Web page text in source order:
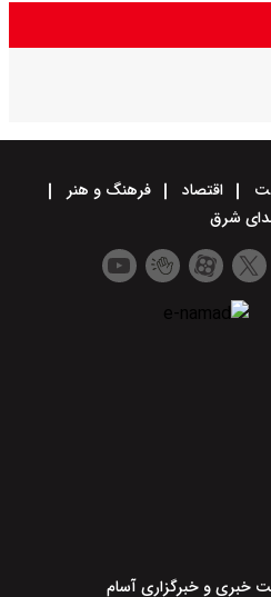
اقتصاد
فرهنگ و هنر
شرق
خبری و خبرگزاری آسام